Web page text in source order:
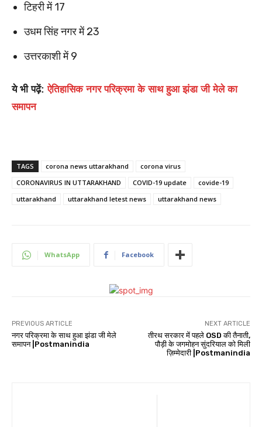
टिहरी में 17
उधम सिंह नगर में 23
उत्तरकाशी में 9
ये भी पढ़ें:ऐतिहासिक नगर परिक्रमा के साथ हुआ झंडा जी मेले का
समापन
TAGS corona news uttarakhand
corona virus
CORONAVIRUS IN UTTARAKHAND
COVID-19 update
covide-19
uttarakhand
uttarakhand letest news uttarakhand news
WhatsApp Facebook
PREVIOUS ARTICLE
नगर परिक्रमा के साथ हुआ झंडा जी मेले
समापन |Postmanindia
NEXT ARTICLE
तीरथ सरकार में पहले OSD की तैनाती,
पौड़ी के जगमोहन सुंदरियाल को मिली
ज़िम्मेदारी |Postmanindia